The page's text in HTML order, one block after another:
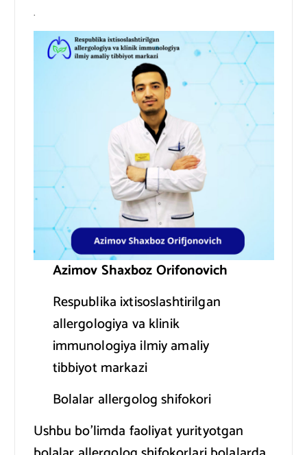
.
Azimov Shaxboz Orifonovich
Respublika ixtisoslashtirilgan
allergologiya va klinik
immunologiya ilmiy amaliy
tibbiyot markazi
Bolalar allergolog shifokori
Ushbu bo’limda faoliyat yurityotgan